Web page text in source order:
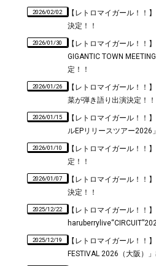
2026/02/02
【レトロマイガール！！
決定！！
2026/01/30
【レトロマイガール！！
GIGANTIC TOWN
定！！
2026/01/26
【レトロマイガール！！
菜が弾き語り出演決定！！
2026/01/15
【レトロマイガール！！
ルEPリリースツアー2026
2026/01/10
【レトロマイガール！！
定！！
2026/01/07
【レトロマイガール！！
決定！！
2025/12/22
【レトロマイガール！！
2025/12/19
【レトロマイガール！！
FESTIVAL 2026（大阪）